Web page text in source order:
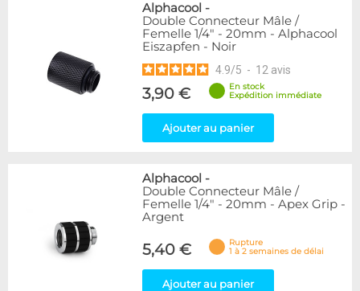
Alphacool -
Double Connecteur Mâle /
Femelle 1/4" - 20mm - Alphacool
Eiszapfen - Noir
4.9/5 - 12 avis
3,90 €
En stock
Expédition immédiate
Ajouter au panier
Alphacool -
Double Connecteur Mâle /
Femelle 1/4" - 20mm - Apex Grip -
Argent
5,40 €
Rupture
1 à 2 semaines de délai
Ajouter au panier